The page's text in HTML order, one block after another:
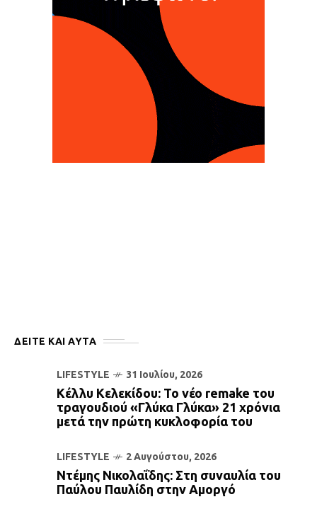
ΔΕΙΤΕ ΚΑΙ ΑΥΤΆ
LIFESTYLE 31 Ιουλίου, 2026
Κέλλυ Κελεκίδου: Το νέο remake του
τραγουδιού «Γλύκα Γλύκα» 21 χρόνια
μετά την πρώτη κυκλοφορία του
LIFESTYLE 2 Αυγούστου, 2026
Ντέμης Νικολαΐδης: Στη συναυλία του
Παύλου Παυλίδη στην Αμοργό